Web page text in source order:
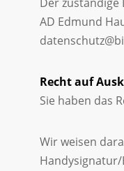
AD Edmund
Recht auf
Sie haben das
Wir weisen